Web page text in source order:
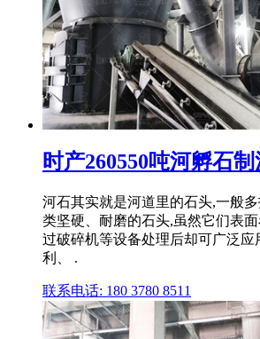
时产260550吨河孵石
河石其实就是河道里的石头,一般
类坚硬、耐磨的石头,虽然它们表
过破碎机等设备处理后却可广泛应
利、 .
联系电话: 180 3780 8511